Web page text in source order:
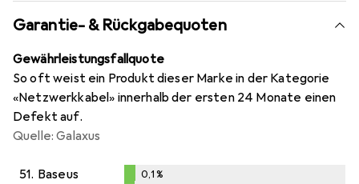
Garantie- & Rückgabequoten
Gewährleistungsfallquote
So oft weist ein Produkt dieser Marke in der Kategorie
«Netzwerkkabel» innerhalb der ersten 24 Monate einen
Defekt auf.
Quelle: Galaxus
51. Baseus 0,1%